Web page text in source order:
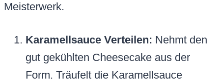
Meisterwerk.
Karamellsauce Verteilen: Nehmt den
gut gekühlten Cheesecake aus der
Form. Träufelt die Karamellsauce